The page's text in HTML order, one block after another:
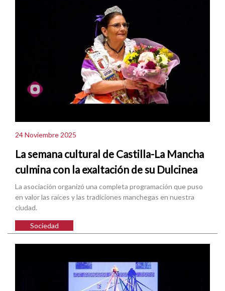
24 Noviembre 2025
La semana cultural de Castilla-La Mancha
culmina con la exaltación de su Dulcinea
La asociación organizó una completa programación que puso
en valor las raíces y las tradiciones manchegas en nuestra
ciudad.
Sociedad